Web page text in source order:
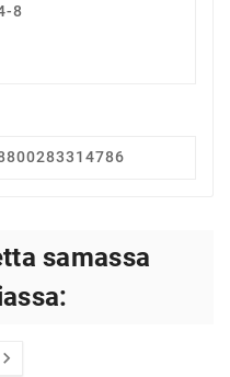
8
samassa
